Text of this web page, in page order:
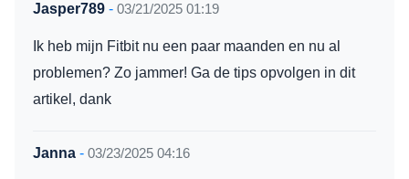
Jasper789 - 03/21/2025 01:19
Ik heb mijn Fitbit nu een paar maanden en nu al
problemen? Zo jammer! Ga de tips opvolgen in dit
artikel, dank
Janna - 03/23/2025 04:16